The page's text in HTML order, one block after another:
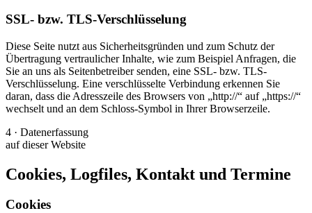
SSL- bzw. TLS-Verschlüsselung
Diese Seite nutzt aus Sicherheitsgründen und zum Schutz der
Übertragung vertraulicher Inhalte, wie zum Beispiel Anfragen, die
Sie an uns als Seitenbetreiber senden, eine SSL- bzw. TLS-
Verschlüsselung. Eine verschlüsselte Verbindung erkennen Sie
daran, dass die Adresszeile des Browsers von „http://“ auf „https://“
wechselt und an dem Schloss-Symbol in Ihrer Browserzeile.
4 · Datenerfassung
auf dieser Website
Cookies, Logfiles, Kontakt und Termine
Cookies